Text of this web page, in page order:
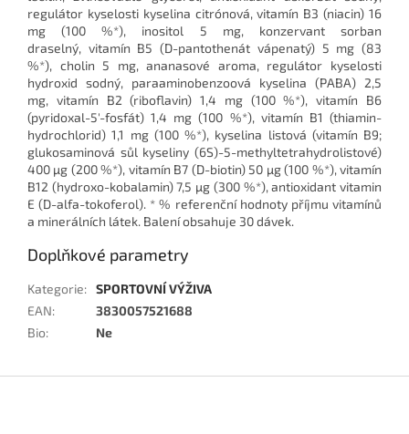
regulátor kyselosti kyselina citrónová, vitamín B3 (niacin) 16
mg (100 %*), inositol 5 mg, konzervant sorban
draselný, vitamín B5 (D-pantothenát vápenatý) 5 mg (83
%*), cholin 5 mg, ananasové aroma, regulátor kyselosti
hydroxid sodný, paraaminobenzoová kyselina (PABA) 2,5
mg, vitamín B2 (riboflavin) 1,4 mg (100 %*), vitamín B6
(pyridoxal-5'-fosfát) 1,4 mg (100 %*), vitamín B1 (thiamin-
hydrochlorid) 1,1 mg (100 %*), kyselina listová (vitamín B9;
glukosaminová sůl kyseliny (6S)-5-methyltetrahydrolistové)
400 µg (200 %*), vitamín B7 (D-biotin) 50 µg (100 %*), vitamín
B12 (hydroxo-kobalamin) 7,5 µg (300 %*), antioxidant vitamin
E (D-alfa-tokoferol). * % referenční hodnoty příjmu vitamínů
a minerálních látek. Balení obsahuje 30 dávek.
Doplňkové parametry
Kategorie: SPORTOVNÍ VÝŽIVA
EAN:
3830057521688
Bio: Ne